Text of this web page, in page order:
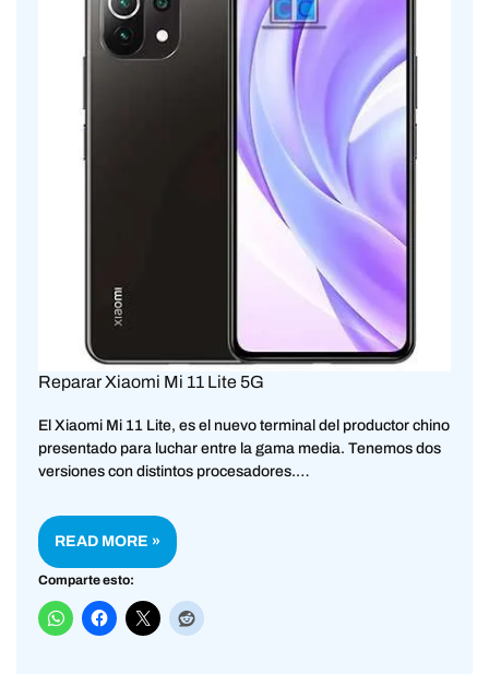
Reparar Xiaomi Mi 11 Lite 5G
El Xiaomi Mi 11 Lite, es el nuevo terminal del productor chino
presentado para luchar entre la gama media. Tenemos dos
versiones con distintos procesadores.…
READ MORE »
Comparte esto: